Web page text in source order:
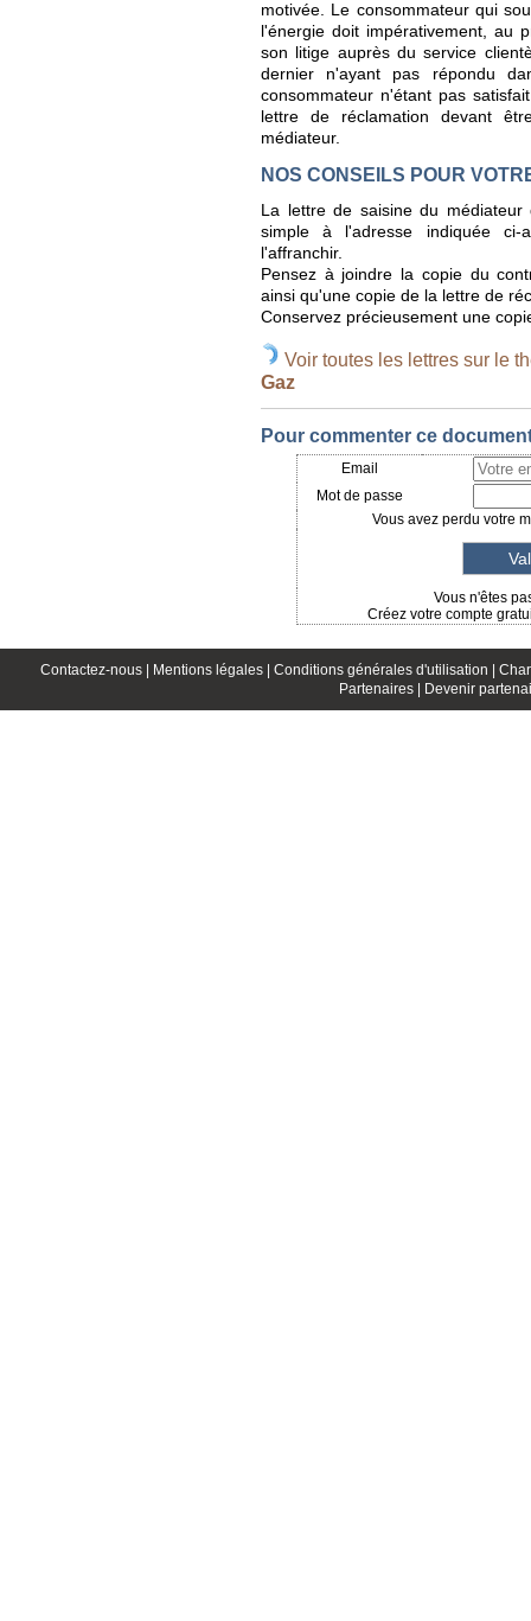
motivée. Le consommateur qui
l'énergie doit impérativement, au
son litige auprès du service
dernier n'ayant pas répondu
consommateur n'étant pas
lettre de réclamation devant
médiateur.
NOS CONSEILS POUR
La lettre de saisine du
simple à l'adresse indiquée
l'affranchir.
Pensez à joindre la copie du
ainsi qu'une copie de la lettre de
Conservez précieusement une
Voir toutes les lettres sur le
Gaz
Pour commenter ce
Email
Mot de passe
Vous avez perdu votre
Vous n'êtes
Créez votre compte
Contactez-nous | Mentions légales | Conditions générales d'utilisation |
Partenaires |
Devenir